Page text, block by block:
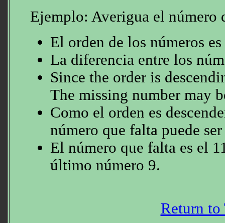
Ejemplo: Averigua el número
El orden de los números
La diferencia entre los
Since the order is
The missing number may
Como el orden es
número que falta puede
El número que falta es el
último número 9.
Return to